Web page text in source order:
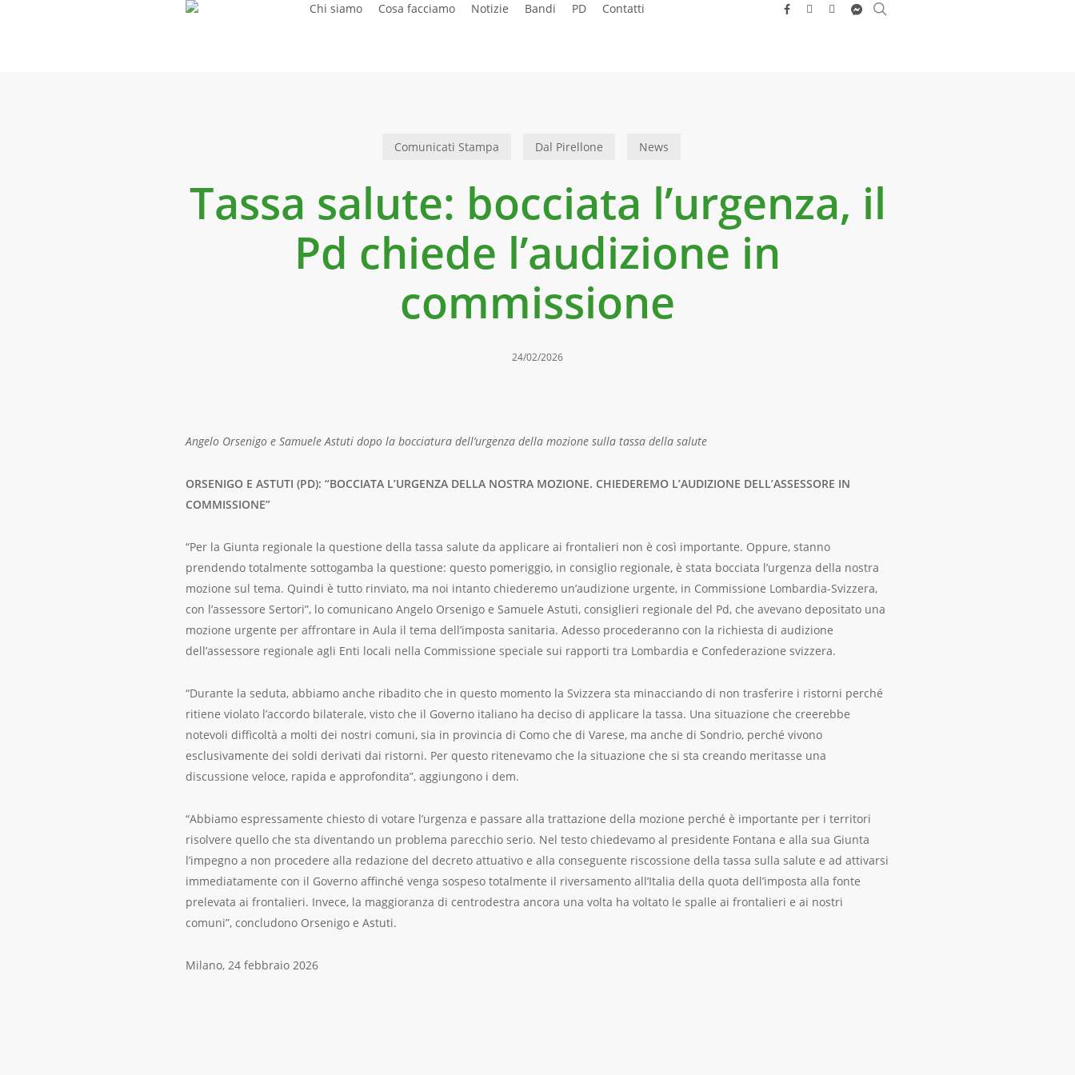
Chi siamo Cosa facciamo Notizie Bandi PD Contatti facebook
youtubeinstagram
messenger
Comunicati Stampa Dal Pirellone News
Tassa salute: bocciata l’urgenza, il
Pd chiede l’audizione in
commissione
24/02/2026
Angelo Orsenigo e Samuele Astuti dopo la bocciatura dell’urgenza della mozione sulla tassa della salute
ORSENIGO E ASTUTI (PD): “BOCCIATA L’URGENZA DELLA NOSTRA MOZIONE. CHIEDEREMO L’AUDIZIONE DELL’ASSESSORE IN
COMMISSIONE”
“Per la Giunta regionale la questione della tassa salute da applicare ai frontalieri non è così importante. Oppure, stanno
prendendo totalmente sottogamba la questione: questo pomeriggio, in consiglio regionale, è stata bocciata l’urgenza della nostra
mozione sul tema. Quindi è tutto rinviato, ma noi intanto chiederemo un’audizione urgente, in Commissione Lombardia-Svizzera,
con l’assessore Sertori”, lo comunicano Angelo Orsenigo e Samuele Astuti, consiglieri regionale del Pd, che avevano depositato una
mozione urgente per affrontare in Aula il tema dell’imposta sanitaria. Adesso procederanno con la richiesta di audizione
dell’assessore regionale agli Enti locali nella Commissione speciale sui rapporti tra Lombardia e Confederazione svizzera.
“Durante la seduta, abbiamo anche ribadito che in questo momento la Svizzera sta minacciando di non trasferire i ristorni perché
ritiene violato l’accordo bilaterale, visto che il Governo italiano ha deciso di applicare la tassa. Una situazione che creerebbe
notevoli difficoltà a molti dei nostri comuni, sia in provincia di Como che di Varese, ma anche di Sondrio, perché vivono
esclusivamente dei soldi derivati dai ristorni. Per questo ritenevamo che la situazione che si sta creando meritasse una
discussione veloce, rapida e approfondita”, aggiungono i dem.
“Abbiamo espressamente chiesto di votare l’urgenza e passare alla trattazione della mozione perché è importante per i territori
risolvere quello che sta diventando un problema parecchio serio. Nel testo chiedevamo al presidente Fontana e alla sua Giunta
l’impegno a non procedere alla redazione del decreto attuativo e alla conseguente riscossione della tassa sulla salute e ad attivarsi
immediatamente con il Governo affinché venga sospeso totalmente il riversamento all’Italia della quota dell’imposta alla fonte
prelevata ai frontalieri. Invece, la maggioranza di centrodestra ancora una volta ha voltato le spalle ai frontalieri e ai nostri
comuni”, concludono Orsenigo e Astuti.
Milano, 24 febbraio 2026